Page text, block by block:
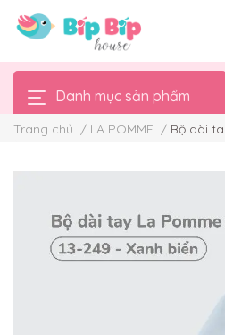
Danh mục sản phẩm
Trang chủ / LA POMME / Bộ dài